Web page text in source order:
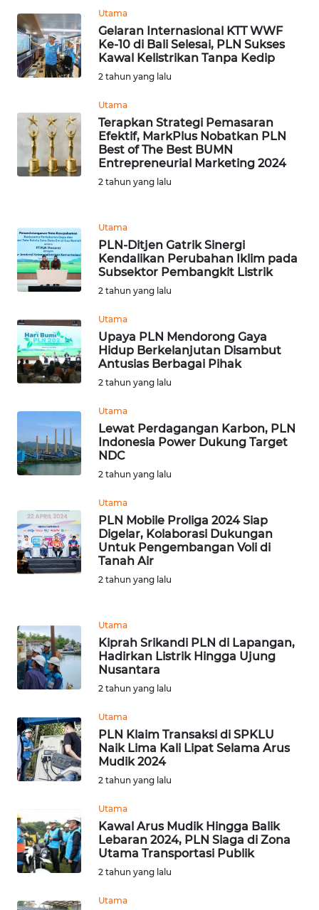
Utama
Gelaran Internasional KTT WWF
Ke-10 di Bali Selesai, PLN Sukses
Kawal Kelistrikan Tanpa Kedip
2 tahun yang lalu
Utama
Terapkan Strategi Pemasaran
Efektif, MarkPlus Nobatkan PLN
Best of The Best BUMN
Entrepreneurial Marketing 2024
2 tahun yang lalu
Utama
PLN-Ditjen Gatrik Sinergi
Kendalikan Perubahan Iklim pada
Subsektor Pembangkit Listrik
2 tahun yang lalu
Utama
Upaya PLN Mendorong Gaya
Hidup Berkelanjutan Disambut
Antusias Berbagai Pihak
2 tahun yang lalu
Utama
Lewat Perdagangan Karbon, PLN
Indonesia Power Dukung Target
NDC
2 tahun yang lalu
Utama
PLN Mobile Proliga 2024 Siap
Digelar, Kolaborasi Dukungan
Untuk Pengembangan Voli di
Tanah Air
2 tahun yang lalu
Utama
Kiprah Srikandi PLN di Lapangan,
Hadirkan Listrik Hingga Ujung
Nusantara
2 tahun yang lalu
Utama
PLN Klaim Transaksi di SPKLU
Naik Lima Kali Lipat Selama Arus
Mudik 2024
2 tahun yang lalu
Utama
Kawal Arus Mudik Hingga Balik
Lebaran 2024, PLN Siaga di Zona
Utama Transportasi Publik
2 tahun yang lalu
Utama
WN
PRIANGAN
TIMUR
WN
SOLO
WN
MADURA
SURABAYA
WN
NATUNA
BINTAN
WN
MANDALIKA
WN
LIKUPANG
WN
BORNEO
Wahana
Media
WAHANA
NEWS
WAHANA
WAHANA
ADVOKAT
INFRASTRUKTUR